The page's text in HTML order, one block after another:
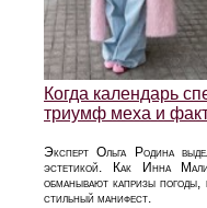
Когда календарь
триумф меха и
Эксперт Ольга Родина
эстетикой. Как Инна
обманывают капризы погоды,
стильный манифест.